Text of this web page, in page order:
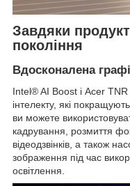
Завдяки
покоління
Вдосконалена
Intel® AI Boost і Acer
інтелекту, які
ви можете
кадрування, розмиття
відеодзвінків, а також
зображення під час
освітлення.